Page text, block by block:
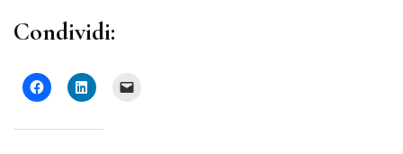
Condividi: